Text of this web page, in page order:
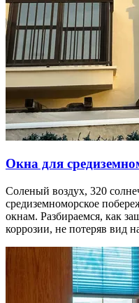
Окна для
Соленый воздух, 320
средиземноморское
окнам. Разбираемся, как
коррозии, не потеряв вид